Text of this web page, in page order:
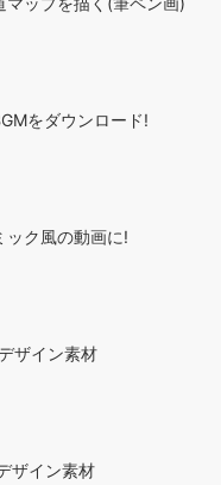
をダウンロード!
ック風の動画に!
ザイン素材
ザイン素材